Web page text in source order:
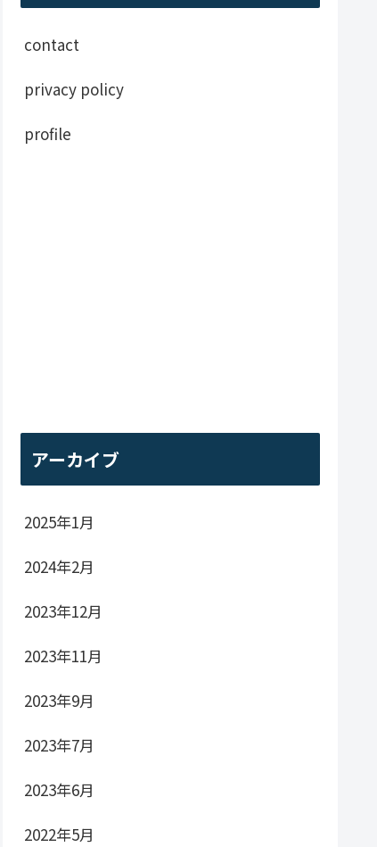
contact
privacy policy
profile
アーカイブ
2025年1月
2024年2月
2023年12月
2023年11月
2023年9月
2023年7月
2023年6月
2022年5月